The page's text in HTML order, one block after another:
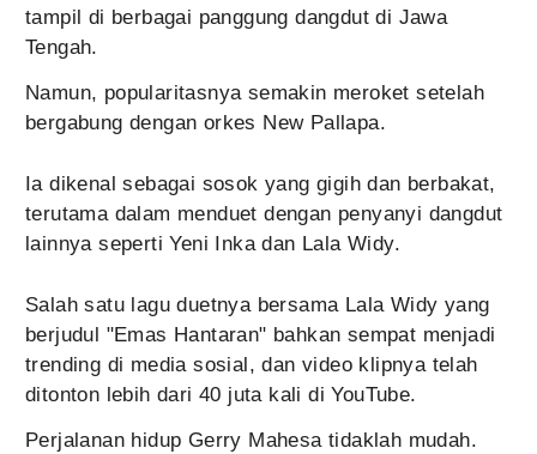
tampil di berbagai panggung dangdut di Jawa
Tengah.
Namun, popularitasnya semakin meroket setelah
bergabung dengan orkes New Pallapa.
Ia dikenal sebagai sosok yang gigih dan berbakat,
terutama dalam menduet dengan penyanyi dangdut
lainnya seperti Yeni Inka dan Lala Widy.
Salah satu lagu duetnya bersama Lala Widy yang
berjudul "Emas Hantaran" bahkan sempat menjadi
trending di media sosial, dan video klipnya telah
ditonton lebih dari 40 juta kali di YouTube.
Perjalanan hidup Gerry Mahesa tidaklah mudah.